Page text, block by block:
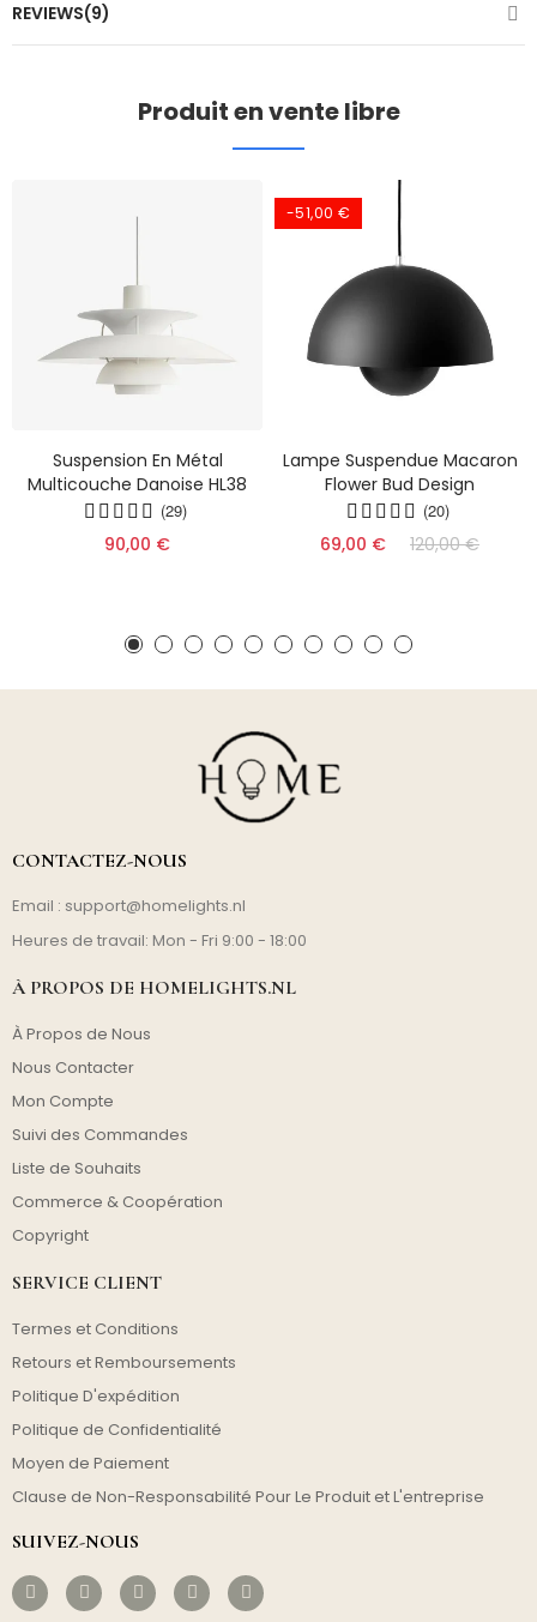
REVIEWS(9)
Produit en vente libre
Suspension En Métal
Multicouche Danoise HL38
(29)
90,00 €
-51,00 €
Lampe Suspendue Macaron
Flower Bud Design
(20)
69,00 € 120,00 €
CONTACTEZ-NOUS
Email : support@homelights.nl
Heures de travail: Mon - Fri 9:00 - 18:00
À PROPOS DE HOMELIGHTS.NL
À Propos de Nous
Nous Contacter
Mon Compte
Suivi des Commandes
Liste de Souhaits
Commerce & Coopération
Copyright
SERVICE CLIENT
Termes et Conditions
Retours et Remboursements
Politique D'expédition
Politique de Confidentialité
Moyen de Paiement
Clause de Non-Responsabilité Pour Le Produit et L'entreprise
SUIVEZ-NOUS